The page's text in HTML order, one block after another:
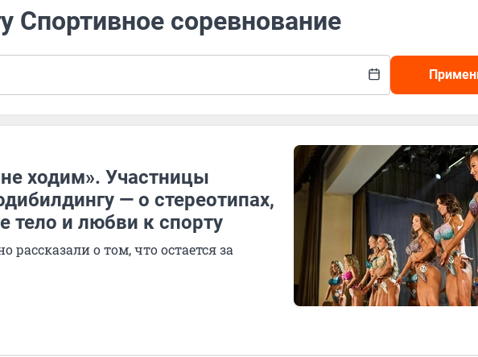
Спортивное соревнование
ходим». Участницы
— о стереотипах,
тело и любви к спорту
рассказали о том, что остается за